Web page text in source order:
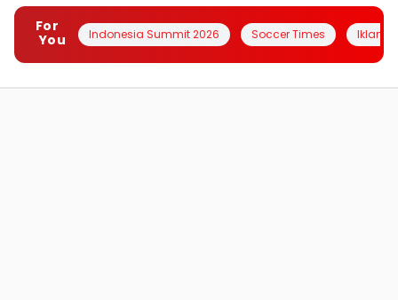
For
You
Indonesia Summit 2026 Soccer Times Iklanin